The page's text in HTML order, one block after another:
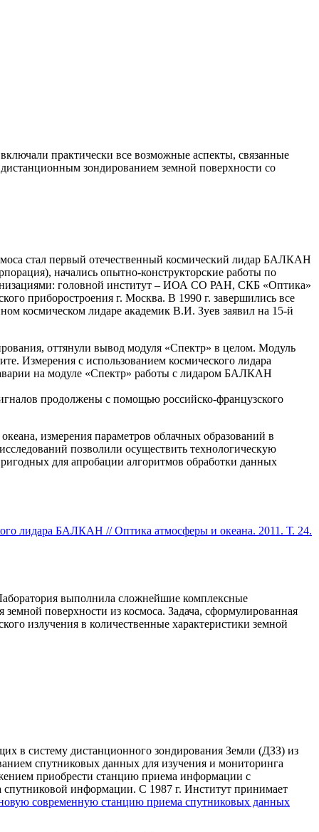
практически все возможные аспекты, связанные
зондированием земной поверхности со
стал первый отечественный космический лидар БАЛКАН
начались опытно-конструкторские работы по
головной институт – ИОА СО РАН, СКБ «Оптика»
приборостроения г. Москва. В 1990 г. завершились все
космическом лидаре академик В.И. Зуев заявил на 15-й
оттянули вывод модуля «Спектр» в целом. Модуль
Измерения с использованием космического лидара
на модуле «Спектр» работы с лидаром БАЛКАН
продолжены с помощью российско-французского
измерения параметров облачных образований в
позволили осуществить технологическую
для апробации алгоритмов обработки данных
лидара БАЛКАН // Оптика атмосферы и океана. 2011. Т. 24.
выполнила сложнейшие комплексные
поверхности из космоса. Задача, сформулированная
излучения в количественные характеристики земной
в систему дистанционного зондирования Земли (ДЗЗ) из
спутниковых данных для изучения и мониторинга
приобрести станцию приема информации с
информации. С 1987 г. Институт принимает
современную станцию приема спутниковых данных